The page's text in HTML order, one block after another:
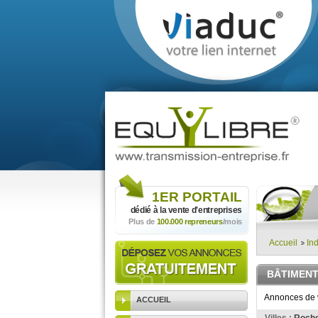
1ER PORTAIL
dédié à la vente d'entreprises
Plus de 100.000 repreneurs/mois
ACCUEIL
Accueil
Annonces de